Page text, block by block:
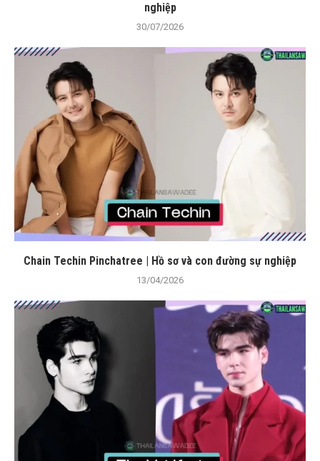
nghiệp
30/07/2026
Chain Techin Pinchatree | Hồ sơ và con đường sự nghiệp
13/04/2026